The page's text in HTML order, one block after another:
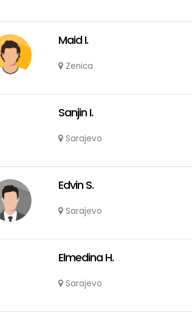
Maid I.
Zenica
Sanjin I.
Sarajevo
Edvin S.
Sarajevo
Elmedina H.
Sarajevo